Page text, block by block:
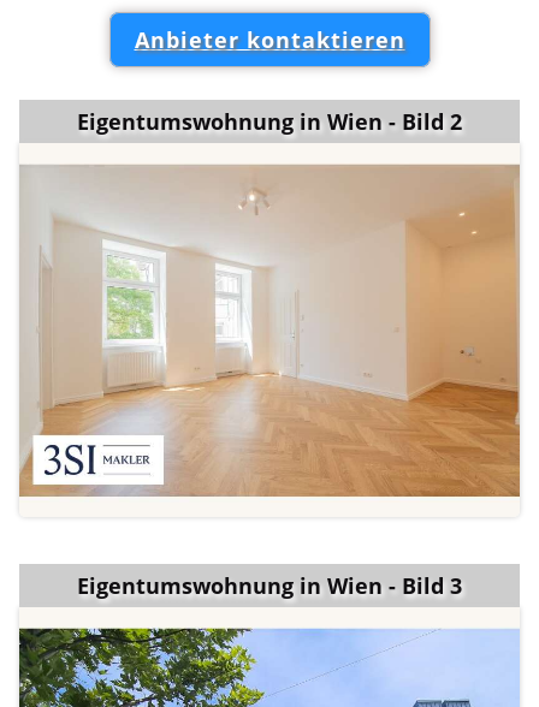
Anbieter kontaktieren
Eigentumswohnung in Wien - Bild 2
Eigentumswohnung in Wien - Bild 3